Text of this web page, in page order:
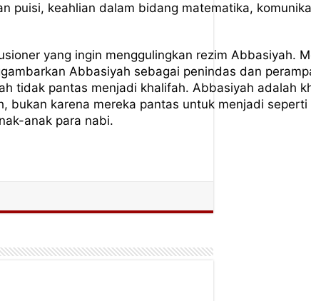
puisi, keahlian dalam bidang matematika,
yang ingin menggulingkan rezim Abbasiyah.
Abbasiyah sebagai penindas dan
tidak pantas menjadi khalifah. Abbasiyah adalah
bukan karena mereka pantas untuk menjadi
anak para nabi.